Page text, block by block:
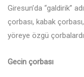
Giresun’da “galdirik”
çorbası, kabak
yöreye özgü
Gecin çorbası